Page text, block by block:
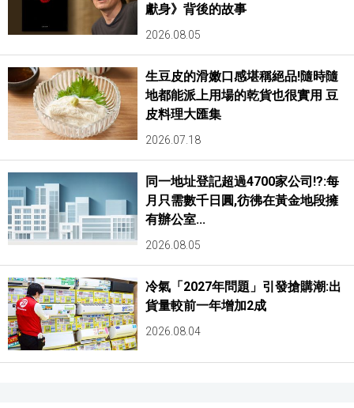
獻身》背後的故事
2026.08.05
生豆皮的滑嫩口感堪稱絕品!隨時隨
地都能派上用場的乾貨也很實用 豆
皮料理大匯集
2026.07.18
同一地址登記超過4700家公司!?:每
月只需數千日圓,彷彿在黃金地段擁
有辦公室...
2026.08.05
冷氣「2027年問題」引發搶購潮:出
貨量較前一年增加2成
2026.08.04